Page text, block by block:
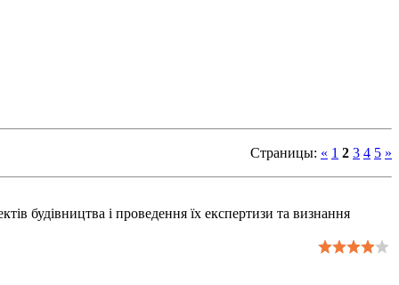
Страницы: « 1 2 3 4 5 »
і проведення їх експертизи та визнання